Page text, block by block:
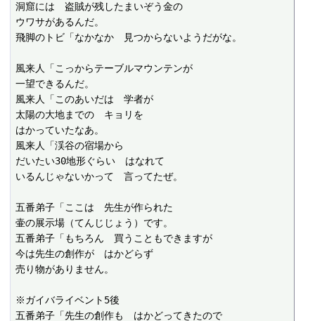
洞窟には　盗賊が残したまいぞう金の
ウワサがあるんだ。
飛脚のトビ「なかなか　見つからないようだがな。
風来人「こっからテーブルマウンテンが
一望できるんだ。
風来人「このあいだは　学者が
太陽の大地までの　キョリを
はかっていたなあ。
風来人「渓谷の宿場から
だいたい30地形ぐらい　はなれて
いるんじゃないかって　言ってたぜ。
五番弟子「ここは　先生が作られた
壷の展示場（てんじじょう）です。
五番弟子「もちろん　買うこともできますが
今は先生の創作が　はかどらず
売り物がありません。
※ガイバライベント5後
五番弟子「先生の創作も　はかどってきたので